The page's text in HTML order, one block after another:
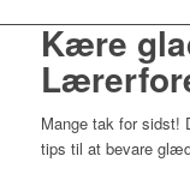
Kære
Mange tak for sidst!
tips til at bevare